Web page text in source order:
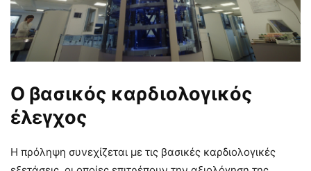
Ο βασικός καρδιολογικός
έλεγχος
Η πρόληψη συνεχίζεται με τις βασικές καρδιολογικές